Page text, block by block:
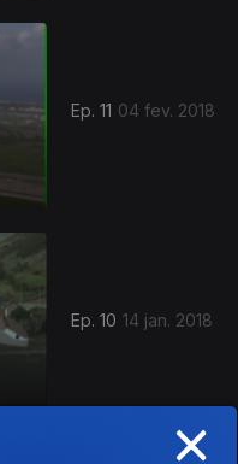
Ep. 11 04 fev. 2018
Ep. 10 14 jan. 2018
×